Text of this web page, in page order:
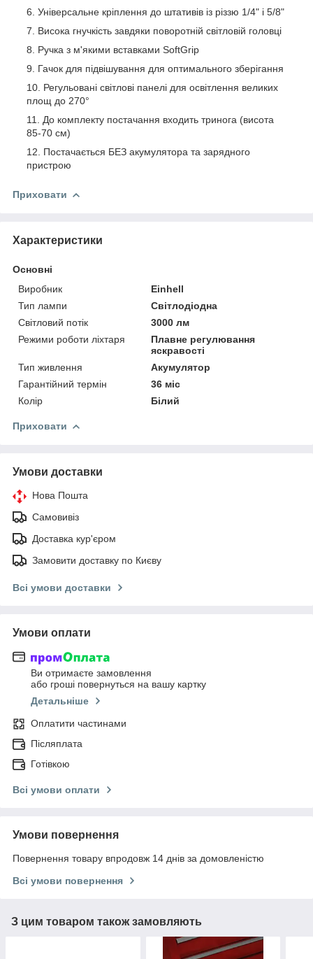
Універсальне кріплення до штативів із різзю 1/4" і 5/8"
Висока гнучкість завдяки поворотній світловій головці
Ручка з м'якими вставками SoftGrip
Гачок для підвішування для оптимального зберігання
Регульовані світлові панелі для освітлення великих
площ до 270°
До комплекту постачання входить тринога (висота
85-70 см)
Постачається БЕЗ акумулятора та зарядного
пристрою
Приховати
Характеристики
Основні
Виробник
Einhell
Тип лампи
Світлодіодна
Світловий потік
3000 лм
Режими роботи ліхтаря
Плавне регулювання
яскравості
Тип живлення
Акумулятор
Гарантійний термін
36 міс
Колір
Білий
Приховати
Умови доставки
Нова Пошта
Самовивіз
Доставка кур'єром
Замовити доставку по Києву
Всі умови доставки
Умови оплати
Ви отримаєте замовлення
або гроші повернуться на вашу картку
Детальніше
Оплатити частинами
Післяплата
Готівкою
Всі умови оплати
Умови повернення
Повернення товару впродовж 14 днів за домовленістю
Всі умови повернення
З цим товаром також замовляють